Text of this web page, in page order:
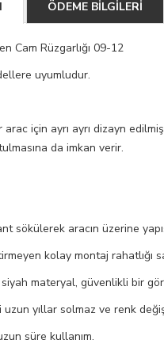
ÖDEME BİLGİLERİ
Cam Rüzgarlığı 09-12
uyumludur.
arac için ayrı ayrı dizayn
da imkan verir.
sökülerek aracın üzerine
kolay montaj rahatlığı
materyal, güvenlikli bir
yıllar solmaz ve renk
süre kullanım.